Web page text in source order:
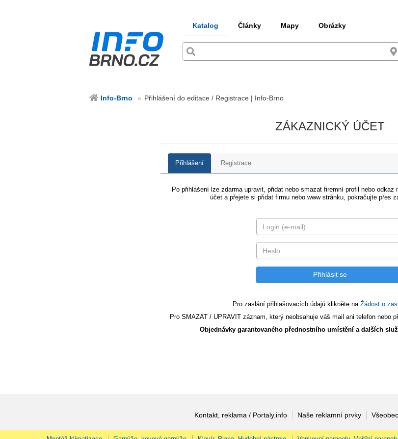
Katalog Články Mapy Obrázky
Info-Brno Přihlášení do editace / Registrace | Info-Brno
ZÁKAZNICKÝ ÚČET
Přihlášení Registrace
Po přihlášení lze zdarma upravit, přidat nebo smazat firemní profil nebo odkaz
účet a přejete si přidat firmu nebo www stránku, pokračujte přes
Pro zaslání přihlašovacích údajů klikněte na Žádost o
Pro SMAZAT / UPRAVIT záznam, který neobsahuje váš mail ani telefon nebo
Objednávky garantovaného přednostního umístění a dalších
Kontakt, reklama / Portaly.info Naše reklamní prvky